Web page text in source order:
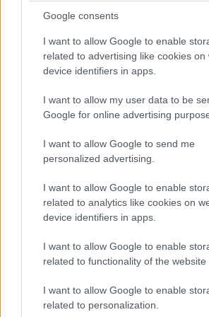
Google consents
I want to allow Google to enable
related to advertising like cookies on
device identifiers in apps.
I want to allow my user data to be
Google for online advertising
I want to allow Google to send me
personalized advertising.
I want to allow Google to enable
related to analytics like cookies on
device identifiers in apps.
I want to allow Google to enable
related to functionality of the website
I want to allow Google to enable
related to personalization.
Nagyszabású finálé: A Smash by
strandröplabda sorozat utolsó
Balatonalmádiban! (X)
sorozata.
Platformok: PC